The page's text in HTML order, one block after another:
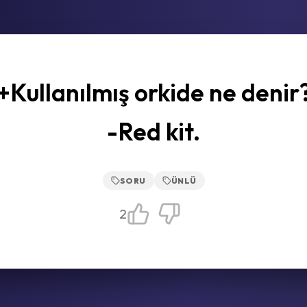
orkide ne
-Red kit.
SORU ÜNLÜ
2